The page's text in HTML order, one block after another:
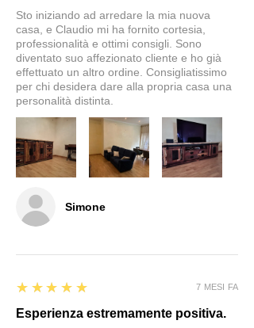
Simone
Sto iniziando ad arredare la mia nuova
casa, e Claudio mi ha fornito cortesia,
professionalità e ottimi consigli. Sono
diventato suo affezionato cliente e ho già
effettuato un altro ordine. Consigliatissimo
per chi desidera dare alla propria casa una
personalità distinta.
5
★★★★★
Esperienza estremamente positiva.
7 MESI FA